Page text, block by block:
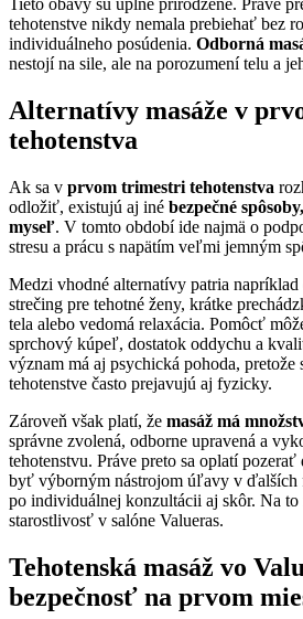
Tieto obavy sú úplne prirodzené. Práve
tehotenstve nikdy nemala prebiehať bez
individuálneho posúdenia. Odborná
nestojí na sile, ale na porozumení telu a
Alternatívy masáže v
tehotenstva
Ak sa v prvom trimestri tehotenstva
odložiť, existujú aj iné bezpečné
myseľ. V tomto období ide najmä o
stresu a prácu s napätím veľmi jemným
Medzi vhodné alternatívy patria
strečing pre tehotné ženy, krátke
tela alebo vedomá relaxácia. Pomôcť
sprchový kúpeľ, dostatok oddychu a
význam má aj psychická pohoda, pretože
tehotenstve často prejavujú aj fyzicky.
Zároveň však platí, že masáž má
správne zvolená, odborne upravená a
tehotenstvu. Práve preto sa oplatí pozerať
byť výborným nástrojom úľavy v ďalších
po individuálnej konzultácii aj skôr. Na to
starostlivosť v salóne Valueras.
Tehotenská masáž vo
bezpečnosť na prvom